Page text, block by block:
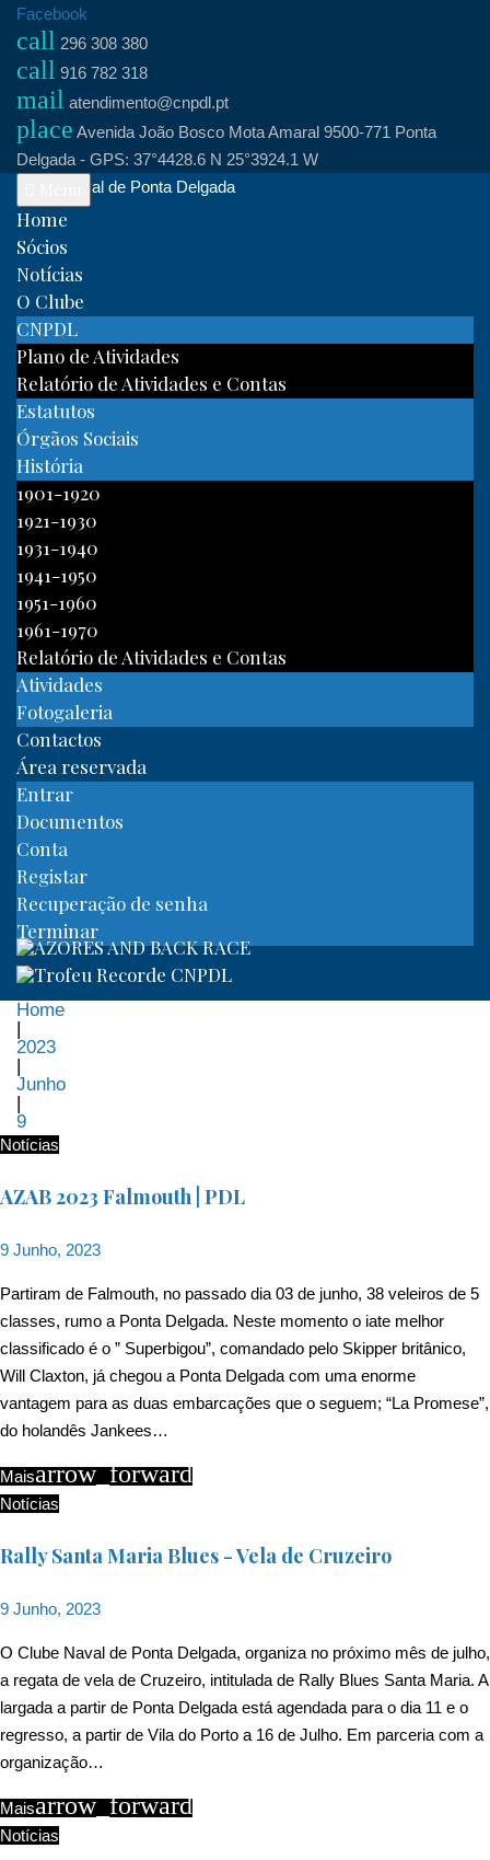
Skip
content
Facebook
call 296 308 380
call 916 782 318
mail atendimento@cnpdl.pt
place Avenida João Bosco Mota Amaral 9500-771 Ponta
Delgada - GPS: 37°4428.6 N 25°3924.1 W
Clube Naval de Ponta Delgada
Home
Sócios
Notícias
O Clube
CNPDL
Plano de Atividades
Relatório de Atividades e Contas
Estatutos
Órgãos Sociais
História
1901-1920
1921-1930
1931-1940
1941-1950
1951-1960
1961-1970
Relatório de Atividades e Contas
Atividades
Fotogaleria
Contactos
Área reservada
Entrar
Documentos
Conta
Registar
Recuperação de senha
Terminar
Home
|
2023
|
Junho
|
9
Dia:
9
de
Junho,
2023
Notícias
AZAB 2023 Falmouth | PDL
9 Junho, 2023
Partiram de Falmouth, no passado dia 03 de junho, 38 veleiros de 5
classes, rumo a Ponta Delgada. Neste momento o iate melhor
classificado é o ” Superbigou”, comandado pelo Skipper britânico,
Will Claxton, já chegou a Ponta Delgada com uma enorme
vantagem para as duas embarcações que o seguem; “La Promese”,
do holandês Jankees…
Maisarrow_forward
Notícias
Rally Santa Maria Blues - Vela de Cruzeiro
9 Junho, 2023
O Clube Naval de Ponta Delgada, organiza no próximo mês de julho,
a regata de vela de Cruzeiro, intitulada de Rally Blues Santa Maria. A
largada a partir de Ponta Delgada está agendada para o dia 11 e o
regresso, a partir de Vila do Porto a 16 de Julho. Em parceria com a
organização…
Maisarrow_forward
Notícias